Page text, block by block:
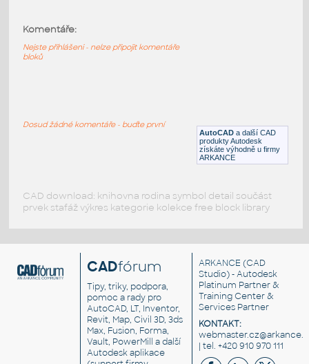
DWG Pohybové součásti
AutoCAD a další CAD
produkty Autodesk
získáte výhodně u firmy
ARKANCE
Komentáře:
Nejste přihlášeni - nelze připojit komentáře
bloků
Dosud žádné komentáře - buďte první
CAD download: knihovna rodina symbol detail součást
prvek stafáž výkres kategorie kolekce free block library
CADfórum
Tipy, triky, podpora,
pomoc a rady pro
AutoCAD, LT, Inventor,
Revit, Map, Civil 3D, 3ds
Max, Fusion, Forma,
Vault, PowerMill a další
Autodesk aplikace
ARKANCE (CAD
Studio) - Autodesk
Platinum Partner &
Training Center &
Services Partner
KONTAKT:
| tel. +420 910 970 111